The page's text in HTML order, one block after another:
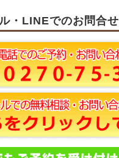
・LINEでのお問合せ